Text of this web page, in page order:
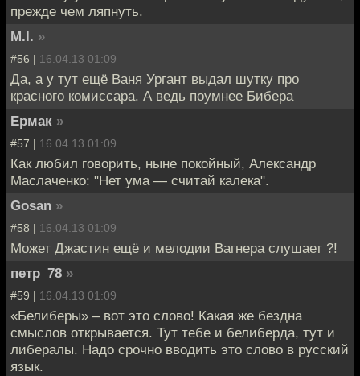
прежде чем ляпнуть.
M.I. »
#56 | 16.04.13 01:09
Да, а у тут ещё Ваня Ургант выдал шутку про
красного комиссара. А ведь поумнее Бибера
Ермак »
#57 | 16.04.13 01:09
Как любил говорить, ныне покойный, Александр
Маслаченко: "Нет ума — считай калека".
Gosan »
#58 | 16.04.13 01:09
Может Джастин ещё и мелодии Вагнера слушает ?!
петр_78 »
#59 | 16.04.13 01:09
«Белиберы» – вот это слово! Какая же бездна
смыслов открывается. Тут тебе и белиберда, тут и
либералы. Надо срочно вводить это слово в русский
язык.